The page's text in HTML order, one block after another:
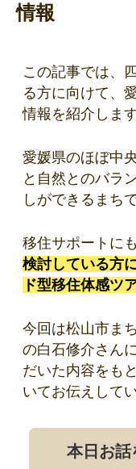
情報
この記事では、
る方に向けて、
情報を紹介します
愛媛県のほぼ中
と自然とのバラ
しができるまちで
移住サポートに
検討している方
ド型移住体感ツ
今回は松山市ま
の白石修介さん
だいた内容をも
いてお伝えして
本日お話